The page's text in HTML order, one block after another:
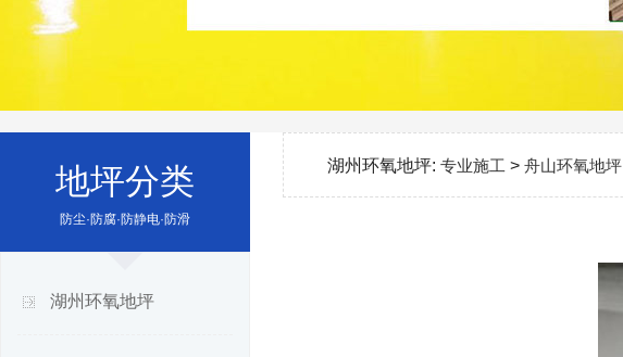
地坪分类
防尘·防腐·防静电·防滑
湖州环氧地坪
湖州环氧地坪: 专业施工 > 舟山环氧地坪